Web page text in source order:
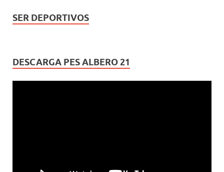
SER DEPORTIVOS
DESCARGA PES ALBERO 21